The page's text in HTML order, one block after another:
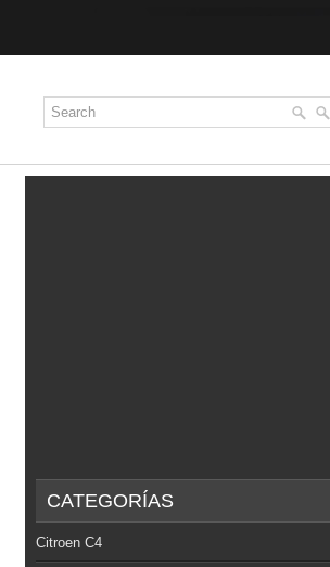
CATEGORÍAS
Citroen C4